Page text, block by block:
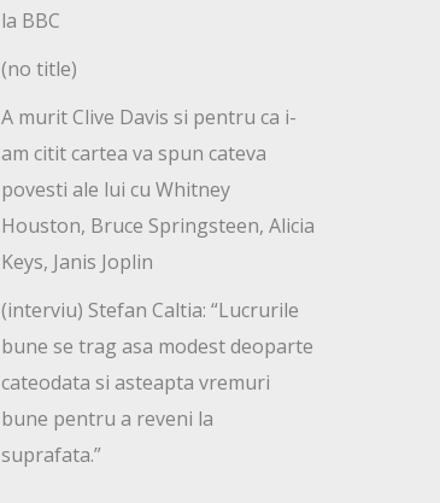
la BBC
(no title)
A murit Clive Davis si pentru ca i-
am citit cartea va spun cateva
povesti ale lui cu Whitney
Houston, Bruce Springsteen, Alicia
Keys, Janis Joplin
(interviu) Stefan Caltia: “Lucrurile
bune se trag asa modest deoparte
cateodata si asteapta vremuri
bune pentru a reveni la
suprafata.”